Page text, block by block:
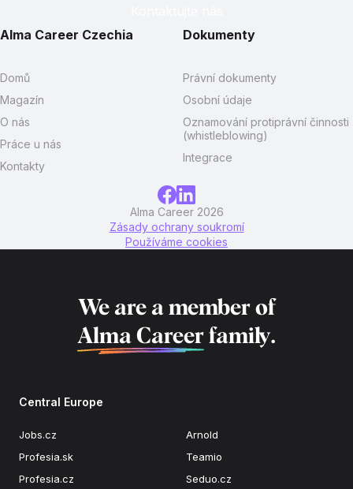
Alma Career Czechia
Domů
Magazín
O nás
Práce u nás
Kontakty
Dokumenty
Právní dokumenty
Osobní údaje
Oznamování protiprávní činnosti
(whistleblowing)
Integrace
Alma Career 2026
Zásady ochrany soukromí
Používáme cookies
We are a member of
Alma Career family.
Central Europe
Jobs.cz
Profesia.sk
Profesia.cz
Arnold
Teamio
Seduo.cz